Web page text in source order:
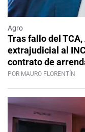
Agro
Tras fallo del
extrajudicial al
contrato de
POR MAURO FLORENTÍN